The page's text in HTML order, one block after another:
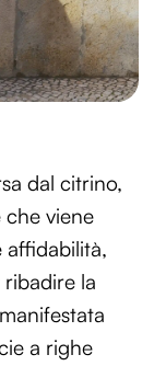
dal citrino,
che viene
affidabilità,
la
a righe